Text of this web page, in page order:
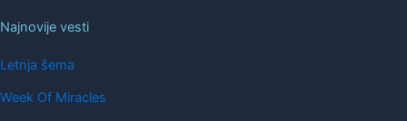
Najnovije vesti
Letnja šema
Week Of Miracles